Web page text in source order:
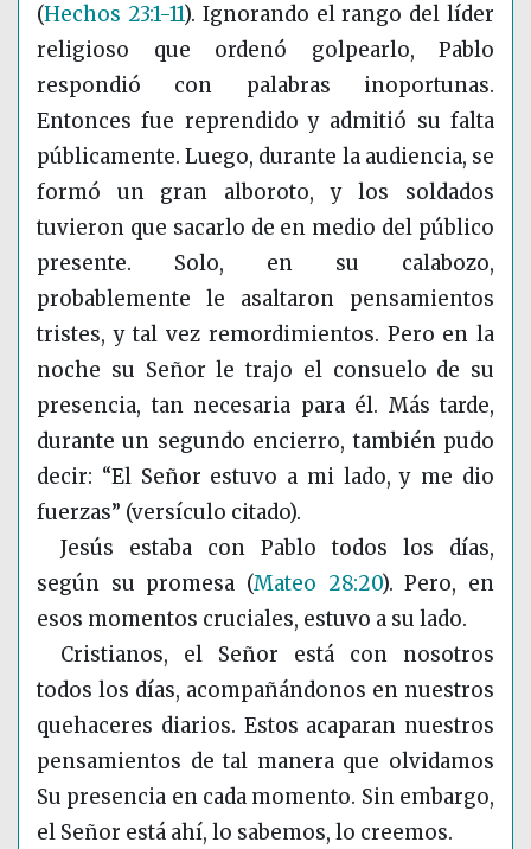
(Hechos 23:1-11). Ignorando el rango del líder
religioso que ordenó golpearlo, Pablo
respondió con palabras inoportunas.
Entonces fue reprendido y admitió su falta
públicamente. Luego, durante la audiencia, se
formó un gran alboroto, y los soldados
tuvieron que sacarlo de en medio del público
presente. Solo, en su calabozo,
probablemente le asaltaron pensamientos
tristes, y tal vez remordimientos. Pero en la
noche su Señor le trajo el consuelo de su
presencia, tan necesaria para él. Más tarde,
durante un segundo encierro, también pudo
decir: “El Señor estuvo a mi lado, y me dio
fuerzas” (versículo citado).
Jesús estaba con Pablo todos los días,
según su promesa (Mateo 28:20). Pero, en
esos momentos cruciales, estuvo a su lado.
Cristianos, el Señor está con nosotros
todos los días, acompañándonos en nuestros
quehaceres diarios. Estos acaparan nuestros
pensamientos de tal manera que olvidamos
Su presencia en cada momento. Sin embargo,
el Señor está ahí, lo sabemos, lo creemos.